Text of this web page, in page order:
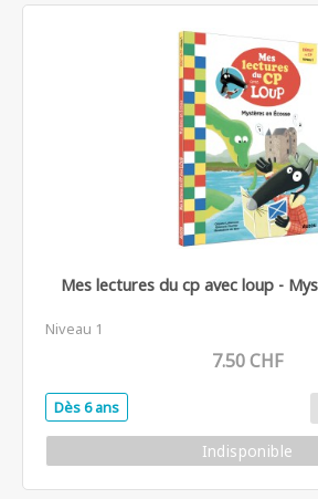
Mes lectures du cp avec loup -
Niveau 1
7.50 CHF
Dès 6 ans
Indisponible